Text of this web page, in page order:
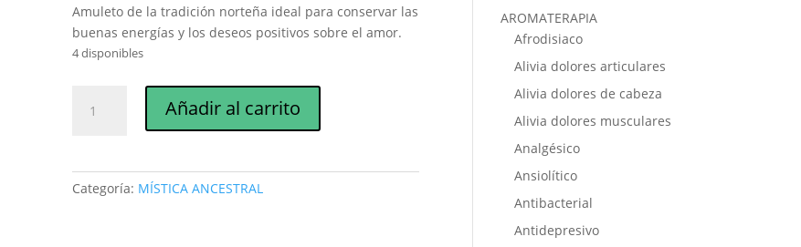
Amuleto de la tradición norteña ideal para conservar las
buenas energías y los deseos positivos sobre el amor.
4 disponibles
para
Añadir al carrito
Categoría: MÍSTICA ANCESTRAL
AROMATERAPIA
Afrodisiaco
Alivia dolores articulares
Alivia dolores de cabeza
Alivia dolores musculares
Analgésico
Ansiolítico
Antibacterial
Antidepresivo